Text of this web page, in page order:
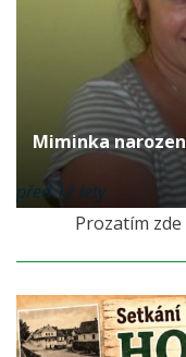
Miminka
před 12 lety
Prozatím